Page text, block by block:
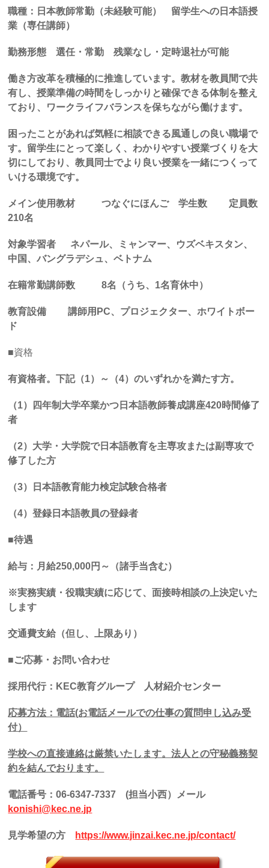
職種：日本教師常勤（未経験可能） 留学生への日本語授
業（専任講師）
勤務形態 選任・常勤 残業なし・定時退社が可能
働き方改革を積極的に推進しています。教材を教員間で共
有し、授業準備の時間をしっかりと確保できる体制を整え
ており、ワークライフバランスを保ちながら働けます。
困ったことがあれば気軽に相談できる風通しの良い職場で
す。留学生にとって楽しく、わかりやすい授業づくりを大
切にしており、教員同士でより良い授業を一緒につくって
いける環境です。
メイン使用教材 つなぐにほんご 学生数
定員数
210名
対象学習者
ネパール、ミャンマー、ウズベキスタン、
中国、バングラデシュ、ベトナム
在籍常勤講師数 8名（うち、 1名育休中）
教育設備 講師用 PC、プロジェクター、ホワイトボー
ド
■資格
有資格者。下記（1）～（4）のいずれかを満たす方。
（1）四年制大学卒業かつ日本語教師養成講座420時間修了
者
（2）大学・大学院で日本語教育を主専攻または副専攻で
修了した方
（3）日本語教育能力検定試験合格者
（4）登録日本語教員の登録者
■待遇
給与：月給250,000円～（諸手当含む）
※実務実績・役職実績に応じて、面接時相談の上決定いた
します
交通費支給（但し、上限あり）
■ご応募・お問い合わせ
採用代行： KEC教育グループ 人材紹介センター
応募方法：電話(お電話メールでの仕事の質問申し込み受
付）
学校への直接連絡は厳禁いたします。法人との守秘義務契
約を結んでおります。
電話番号：06-6347-7337 (担当小西）メール
konishi@kec.ne.jp
見学希望の方 https://www.jinzai.kec.ne.jp/contact/